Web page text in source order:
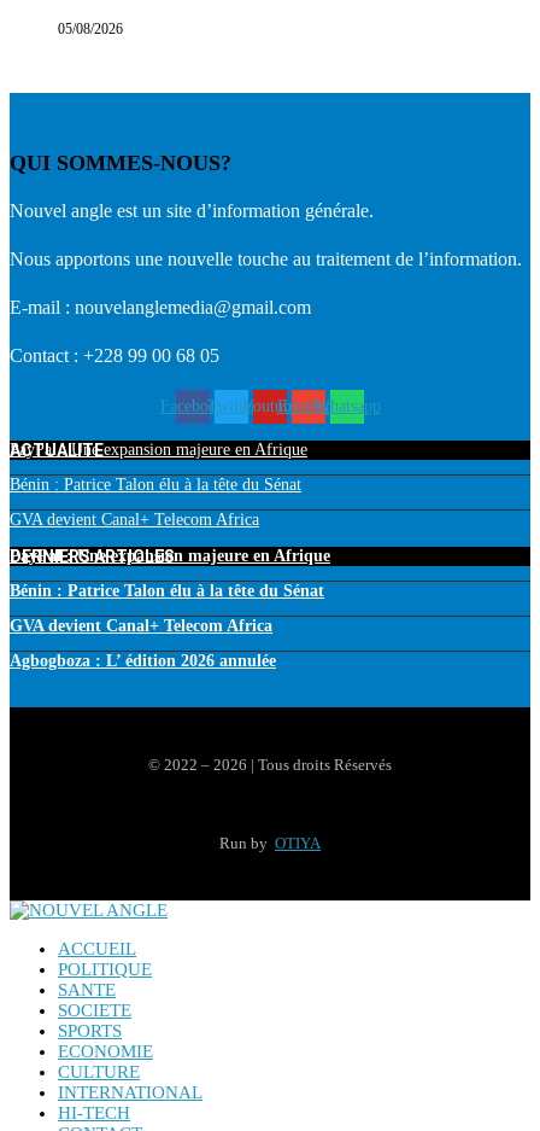
05/08/2026
QUI SOMMES-NOUS?
Nouvel angle est un site d’information générale.
Nous apportons une nouvelle touche au traitement de l’information.
E-mail : nouvelanglemedia@gmail.com
Contact : +228 99 00 68 05
FacebookTwitterYoutubeEnvelopeWhatsapp
ACTUALITE
PayPal : Une expansion majeure en Afrique
Bénin : Patrice Talon élu à la tête du Sénat
GVA devient Canal+ Telecom Africa
DERNIERS ARTICLES
PayPal : Une expansion majeure en Afrique
Bénin : Patrice Talon élu à la tête du Sénat
GVA devient Canal+ Telecom Africa
Agbogboza : L’ édition 2026 annulée
© 2022 – 2026 | Tous droits Réservés
Run by OTIYA
ACCUEIL
POLITIQUE
SANTE
SOCIETE
SPORTS
ECONOMIE
CULTURE
INTERNATIONAL
HI-TECH